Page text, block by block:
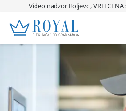
Video nadzor Boljevci, VRH